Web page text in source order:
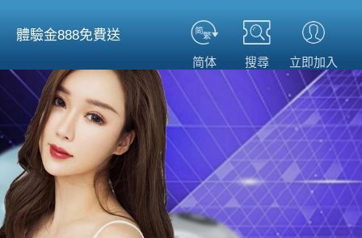
體驗金888免費送
立即加入
搜尋
简体